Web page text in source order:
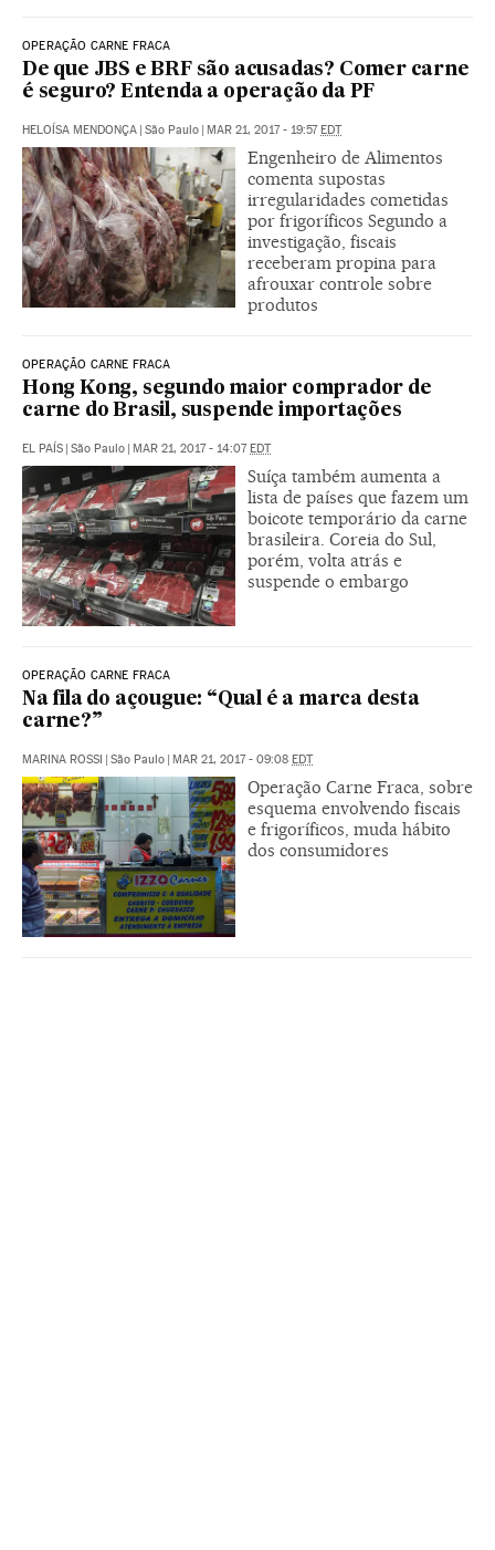
OPERAÇÃO CARNE FRACA
De que JBS e BRF são acusadas? Comer carne
é seguro? Entenda a operação da PF
HELOÍSA MENDONÇA | São Paulo | MAR 21, 2017 - 19:57EDT
Engenheiro de Alimentos
comenta supostas
irregularidades cometidas
por frigoríficos Segundo a
investigação, fiscais
receberam propina para
afrouxar controle sobre
produtos
OPERAÇÃO CARNE FRACA
Hong Kong, segundo maior comprador de
carne do Brasil, suspende importações
EL PAÍS | São Paulo | MAR 21, 2017 - 14:07EDT
Suíça também aumenta a
lista de países que fazem um
boicote temporário da carne
brasileira. Coreia do Sul,
porém, volta atrás e
suspende o embargo
OPERAÇÃO CARNE FRACA
Na fila do açougue: “Qual é a marca desta
carne?”
MARINA ROSSI | São Paulo | MAR 21, 2017 - 09:08 EDT
Operação Carne Fraca, sobre
esquema envolvendo fiscais
e frigoríficos, muda hábito
dos consumidores